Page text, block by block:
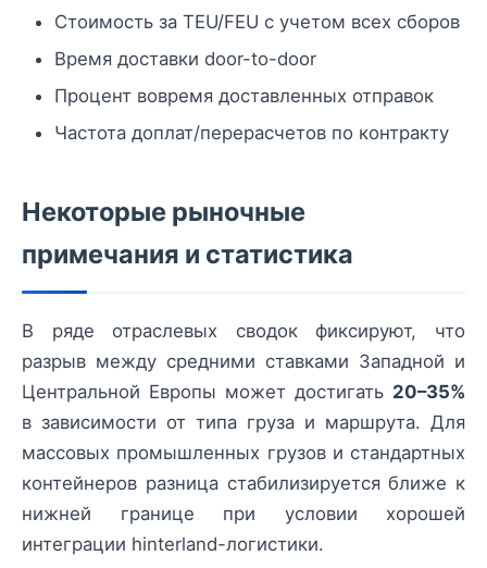
Стоимость за TEU/FEU с учетом всех сборов
Время доставки door-to-door
Процент вовремя доставленных отправок
Частота доплат/перерасчетов по контракту
Некоторые рыночные
примечания и статистика
В ряде отраслевых сводок фиксируют, что
разрыв между средними ставками Западной и
Центральной Европы может достигать 20–35%
в зависимости от типа груза и маршрута. Для
массовых промышленных грузов и стандартных
контейнеров разница стабилизируется ближе к
нижней границе при условии хорошей
интеграции hinterland-логистики.